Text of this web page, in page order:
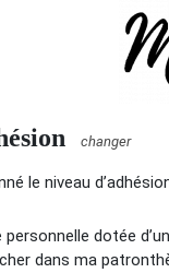
changer
le niveau
dotée
dans ma